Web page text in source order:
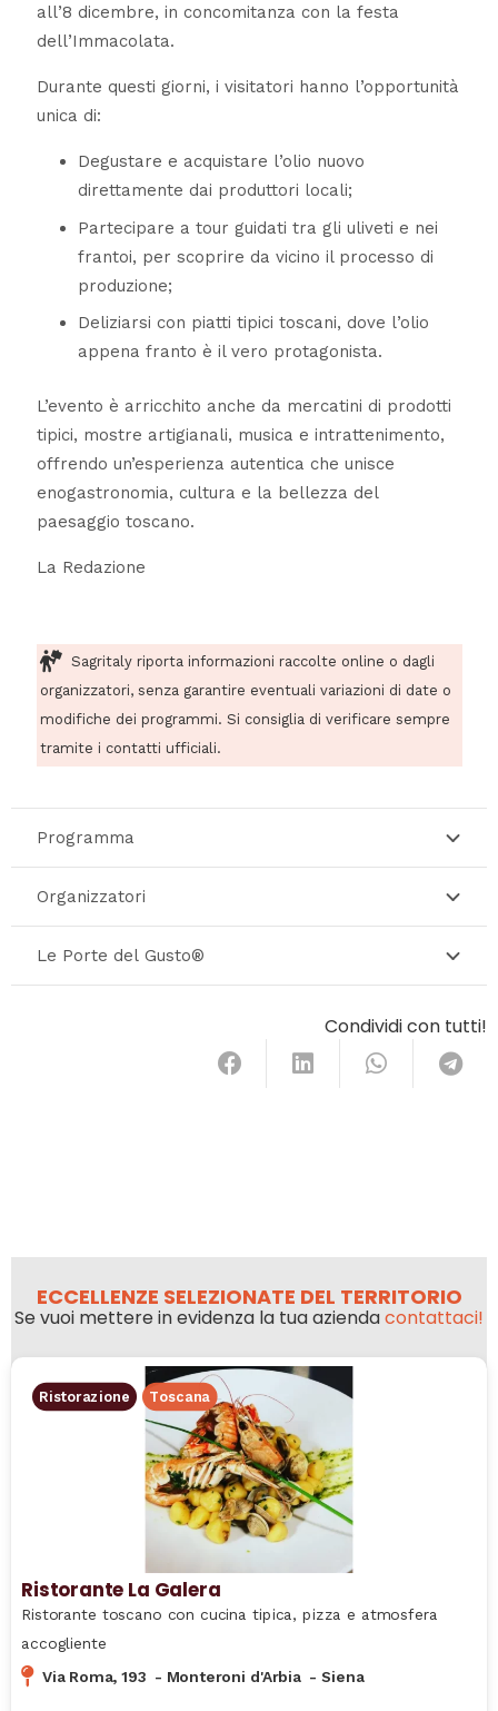
all’8 dicembre, in concomitanza con la festa
dell’Immacolata.
Durante questi giorni, i visitatori hanno l’opportunità
unica di:
Degustare e acquistare l’olio nuovo
direttamente dai produttori locali;
Partecipare a tour guidati tra gli uliveti e nei
frantoi, per scoprire da vicino il processo di
produzione;
Deliziarsi con piatti tipici toscani, dove l’olio
appena franto è il vero protagonista.
L’evento è arricchito anche da mercatini di prodotti
tipici, mostre artigianali, musica e intrattenimento,
offrendo un’esperienza autentica che unisce
enogastronomia, cultura e la bellezza del
paesaggio toscano.
La Redazione
Sagritaly riporta informazioni raccolte online o dagli
organizzatori, senza garantire eventuali variazioni di date o
modifiche dei programmi. Si consiglia di verificare sempre
tramite i contatti ufficiali.
Programma
Organizzatori
Le Porte del Gusto®
Condividi con tutti!
ECCELLENZE SELEZIONATE DEL TERRITORIO
Se vuoi mettere in evidenza la tua aziendacontattaci!
Ristorazione Toscana
Ristorante La Galera
Ristorante toscano con cucina tipica, pizza e atmosfera
accogliente
Via Roma, 193 - Monteroni d'Arbia - Siena